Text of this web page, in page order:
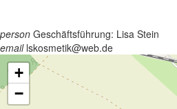
person Geschäftsführung: Lisa Stein
emaillskosmetik@web.de
+
−